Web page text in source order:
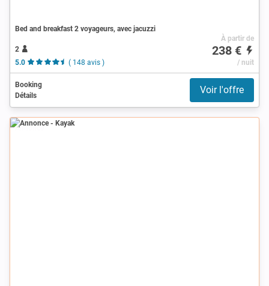
Bed and breakfast 2 voyageurs, avec jacuzzi
2
5.0
( 148 avis )
À partir de
238 €
/ nuit
Booking
Détails
Voir l'offre
Annonce